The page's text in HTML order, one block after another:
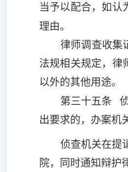
当予以配合，如认
理由。
律师调查收集
法规相关规定，律
以外的其他用途。
第三十五条
出要求的，办案机
侦查机关在提
院，同时通知辩护